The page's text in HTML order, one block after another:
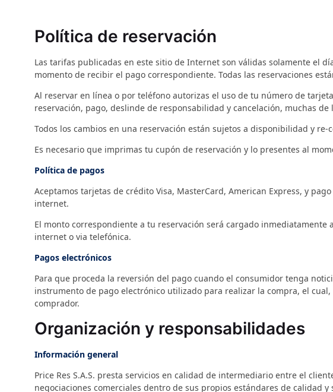
Política de reservación
Las tarifas publicadas en este sitio de Internet son válidas solamente el
momento de recibir el pago correspondiente. Todas las reservaciones
Al reservar en línea o por teléfono autorizas el uso de tu número de
reservación, pago, deslinde de responsabilidad y cancelación, muchas
Todos los cambios en una reservación están sujetos a disponibilidad y
Es necesario que imprimas tu cupón de reservación y lo presentes al
Política de pagos
Aceptamos tarjetas de crédito Visa, MasterCard, American Express, y
internet.
El monto correspondiente a tu reservación será cargado
internet o via telefónica.
Pagos electrónicos
Para que proceda la reversión del pago cuando el consumidor tenga
instrumento de pago electrónico utilizado para realizar la compra, el
comprador.
Organización y responsabilidades
Información general
Price Res S.A.S. presta servicios en calidad de intermediario entre el
negociaciones comerciales dentro de sus propios estándares de calidad